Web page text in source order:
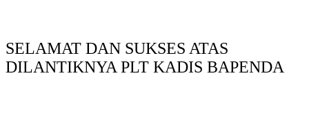
SELAMAT DAN SUKSES ATAS
DILANTIKNYA PLT KADIS BAPENDA